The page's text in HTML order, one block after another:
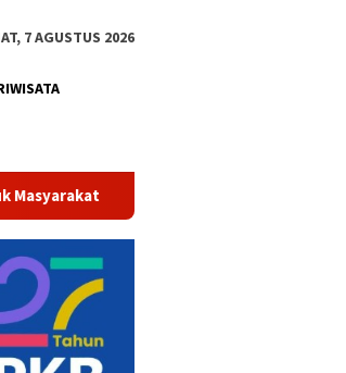
7 AGUSTUS 2026
dan Sehat, Air Minum Perumdam Tirta